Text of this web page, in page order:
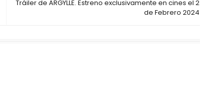
Tráiler de ARGYLLE. Estreno exclusivamente en cines el 2
de Febrero 2024